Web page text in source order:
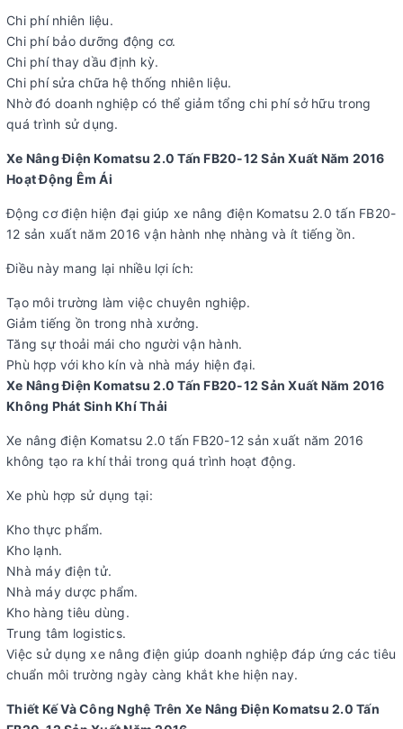
Chi phí nhiên liệu.
Chi phí bảo dưỡng động cơ.
Chi phí thay dầu định kỳ.
Chi phí sửa chữa hệ thống nhiên liệu.
Nhờ đó doanh nghiệp có thể giảm tổng chi phí sở hữu trong
quá trình sử dụng.
Xe Nâng Điện Komatsu 2.0 Tấn FB20-12 Sản Xuất Năm 2016
Hoạt Động Êm Ái
Động cơ điện hiện đại giúp xe nâng điện Komatsu 2.0 tấn FB20-
12 sản xuất năm 2016 vận hành nhẹ nhàng và ít tiếng ồn.
Điều này mang lại nhiều lợi ích:
Tạo môi trường làm việc chuyên nghiệp.
Giảm tiếng ồn trong nhà xưởng.
Tăng sự thoải mái cho người vận hành.
Phù hợp với kho kín và nhà máy hiện đại.
Xe Nâng Điện Komatsu 2.0 Tấn FB20-12 Sản Xuất Năm 2016
Không Phát Sinh Khí Thải
Xe nâng điện Komatsu 2.0 tấn FB20-12 sản xuất năm 2016
không tạo ra khí thải trong quá trình hoạt động.
Xe phù hợp sử dụng tại:
Kho thực phẩm.
Kho lạnh.
Nhà máy điện tử.
Nhà máy dược phẩm.
Kho hàng tiêu dùng.
Trung tâm logistics.
Việc sử dụng xe nâng điện giúp doanh nghiệp đáp ứng các tiêu
chuẩn môi trường ngày càng khắt khe hiện nay.
Thiết Kế Và Công Nghệ Trên Xe Nâng Điện Komatsu 2.0 Tấn